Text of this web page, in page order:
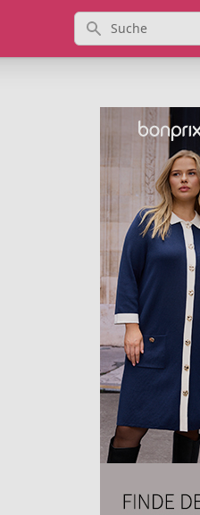
Suche